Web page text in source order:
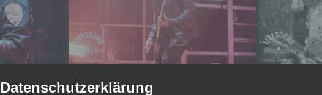
Datenschutzerklärung